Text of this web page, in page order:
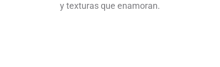
y texturas que enamoran.